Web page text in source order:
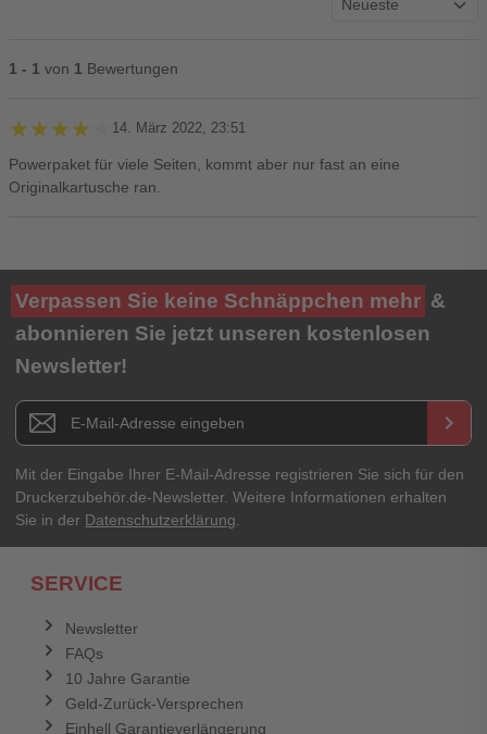
1 - 1 von 1 Bewertungen
★★★★★
★★★★★ 14. März 2022, 23:51
Powerpaket für viele Seiten, kommt aber nur fast an eine
Originalkartusche ran.
Ihre Bewertung**
★★★★★
Titel**
E-Mail-Adresse
Ihr Passwort
Verpassen Sie keine Schnäppchen mehr &
abonnieren Sie jetzt unseren kostenlosen
Newsletter!
Newsletter E-Mail Adresse keyboard_arrow_right
Mit der Eingabe Ihrer E-Mail-Adresse registrieren Sie sich für den
Druckerzubehör.de-Newsletter. Weitere Informationen erhalten
Sie in der Datenschutzerklärung
SERVICE
Newsletter
FAQs
10 Jahre Garantie
Geld-Zurück-Versprechen
Einhell Garantieverlängerung